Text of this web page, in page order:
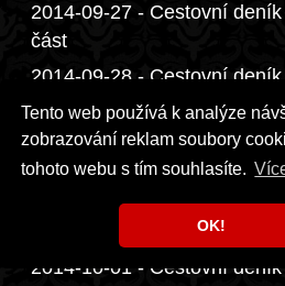
Tento web používá k analýze
zobrazování reklam soubory
tohoto webu s tím souhlasíte.
OK!
2014-09-27 - Cestovní
část
2014-09-28 - Cestovní
část
2014-09-29 - Cestovní
část
2014-09-30 - Cestovní
2014-10-01 - Cestovní